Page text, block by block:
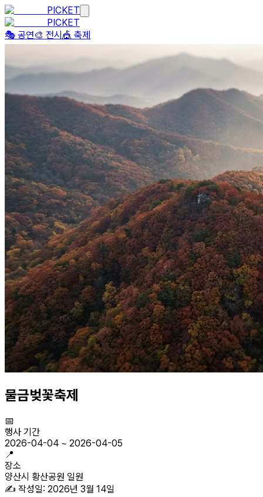
PICKET
PICKET
🎭 공연🎨 전시 🎪 축제
물금벚꽃축제
📅
행사 기간
2026-04-04 ~ 2026-04-05
📍
장소
양산시 황산공원 일원
✍️ 작성일: 2026년 3월 14일